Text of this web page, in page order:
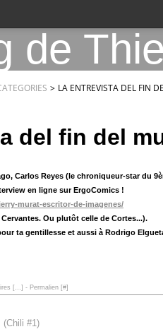
> LA ENTREVISTA DEL FIN
del fin del
Carlos Reyes (le chroniqueur-star du
en ligne sur ErgoComics !
murat-escritor-de-imagenes/
Ou plutôt celle de Cortes...).
ta gentillesse et aussi à Rodrigo
[…] - Permalien [#]
(Chili #1)